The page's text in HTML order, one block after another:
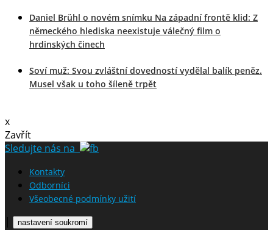
Daniel Brühl o novém snímku Na západní frontě klid: Z
německého hlediska neexistuje válečný film o
hrdinských činech
Soví muž: Svou zvláštní dovedností vydělal balík peněz.
Musel však u toho šíleně trpět
x
Zavřít
Sledujte nás na
Kontakty
Odborníci
Všeobecné podmínky užití
| nastavení soukromí